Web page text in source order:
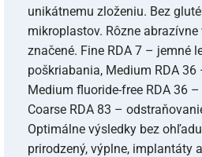
unikátnemu zloženiu. Bez
mikroplastov. Rôzne
značené. Fine RDA 7 – jemné
poškriabania, Medium RDA
Medium fluoride-free RDA 36
Coarse RDA 83 –
Optimálne výsledky bez
prirodzený, výplne, implantáty